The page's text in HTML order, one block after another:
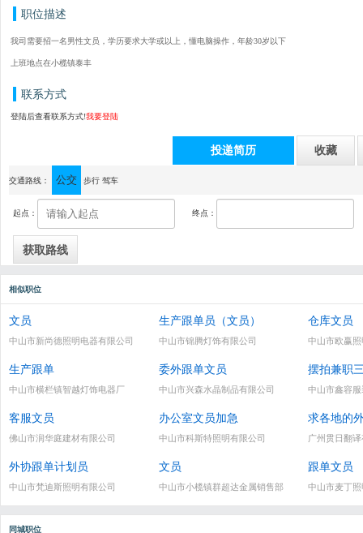
职位描述
我司需要招一名男性文员，学历要求大学或以上，懂电脑操作，年龄30岁以下
上班地点在小榄镇泰丰
联系方式
登陆后查看联系方式!我要登陆
投递简历 收藏
通讯地址：中山市小榄升平中路9号金菊花园君怡楼2幢19-23卡（蓝色外墙）
交通路线： 公交 步行 驾车
起点： 终点：
相似职位
文员
中山市新尚德照明电器有限公司
生产跟单员（文员）
中山市锦腾灯饰有限公司
仓库文员
中山市欧赢
生产跟单
中山市横栏镇智越灯饰电器厂
委外跟单文员
中山市兴森水晶制品有限公司
摆拍兼职
中山市鑫容
客服文员
佛山市润华庭建材有限公司
办公室文员加急
中山市科斯特照明有限公司
求各地的
广州贯日翻
外协跟单计划员
中山市梵迪斯照明有限公司
文员
中山市小榄镇群超达金属销售部
跟单文员
中山市麦丁
同城职位